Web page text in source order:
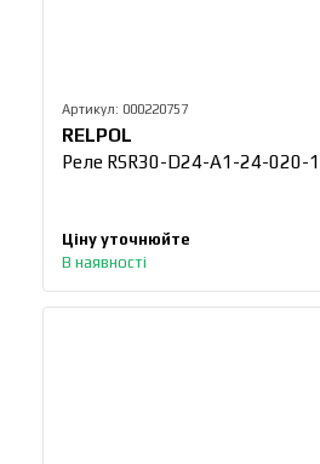
Артикул: 000220757
RELPOL
Реле RSR30-D24-A1-24-020-1
Ціну уточнюйте
В наявності